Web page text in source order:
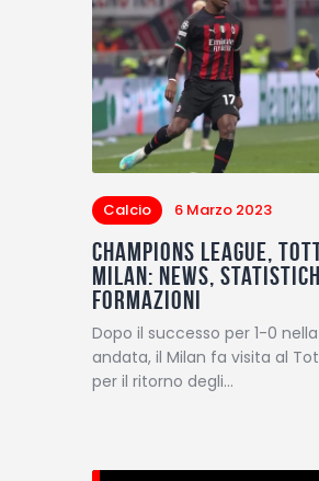
Calcio 6 Marzo 2023
Champions League,
Milan: news,
formazioni
Dopo il successo per 1-0
andata, il Milan fa visita al
per il ritorno degli…